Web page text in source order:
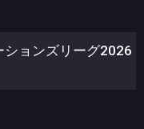
ションズリーグ2026